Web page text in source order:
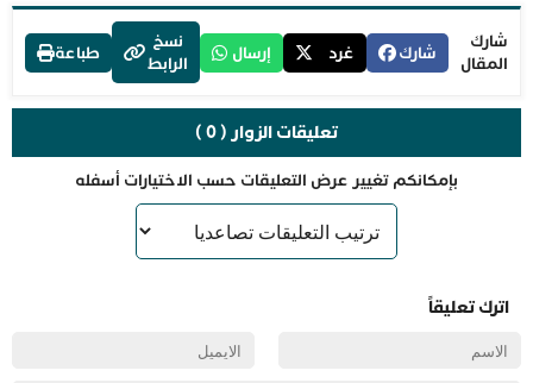
شارك
المقال
شارك غرد إرسال
نسخ
الرابط
طباعة
تعليقات الزوار ( 0 )
بإمكانكم تغيير عرض التعليقات حسب الاختيارات أسفله
اترك تعليقاً